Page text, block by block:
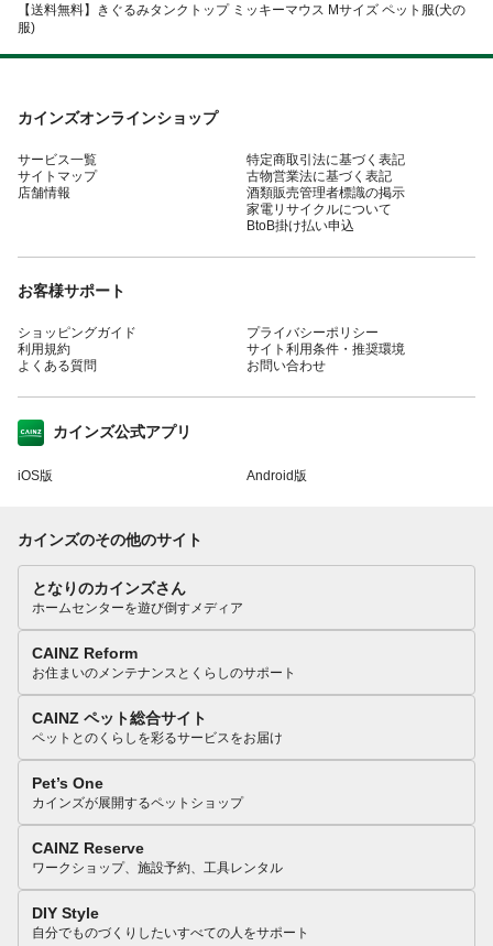
【送料無料】きぐるみタンクトップ ミッキーマウス Mサイズ ペット服(犬の
服)
カインズオンラインショップ
サービス一覧
サイトマップ
店舗情報
特定商取引法に基づく表記
古物営業法に基づく表記
酒類販売管理者標識の掲示
家電リサイクルについて
BtoB掛け払い申込
お客様サポート
ショッピングガイド
利用規約
よくある質問
プライバシーポリシー
サイト利用条件・推奨環境
お問い合わせ
カインズ公式アプリ
iOS版 Android版
カインズのその他のサイト
となりのカインズさん
ホームセンターを遊び倒すメディア
CAINZ Reform
お住まいのメンテナンスとくらしのサポート
CAINZ ペット総合サイト
ペットとのくらしを彩るサービスをお届け
Pet’s One
カインズが展開するペットショップ
CAINZ Reserve
ワークショップ、施設予約、工具レンタル
DIY Style
自分でものづくりしたいすべての人をサポート